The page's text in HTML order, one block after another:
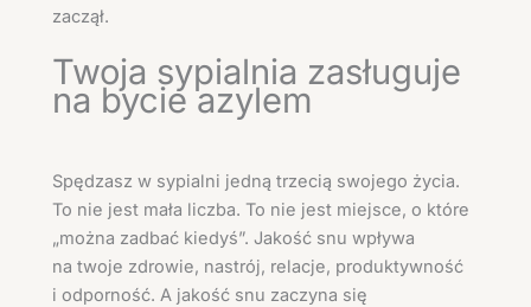
zaczął.
Twoja sypialnia zasługuje
na bycie azylem
Spędzasz w sypialni jedną trzecią swojego życia.
To nie jest mała liczba. To nie jest miejsce, o które
„można zadbać kiedyś”. Jakość snu wpływa
na twoje zdrowie, nastrój, relacje, produktywność
i odporność. A jakość snu zaczyna się